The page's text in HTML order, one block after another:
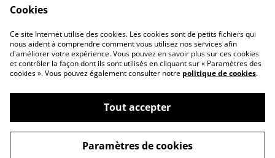
Contact Us
Legal Terms
Privacy Policy
Cookie Policy
©2026Toutenkanet
powered by
Cookies
Ce site Internet utilise des cookies. Les cookies sont de petits fichiers qui
nous aident à comprendre comment vous utilisez nos services afin
d'améliorer votre expérience. Vous pouvez en savoir plus sur ces cookies
et contrôler la façon dont ils sont utilisés en cliquant sur « Paramètres des
cookies ». Vous pouvez également consulter notre politique de cookies.
Tout accepter
Paramètres de cookies